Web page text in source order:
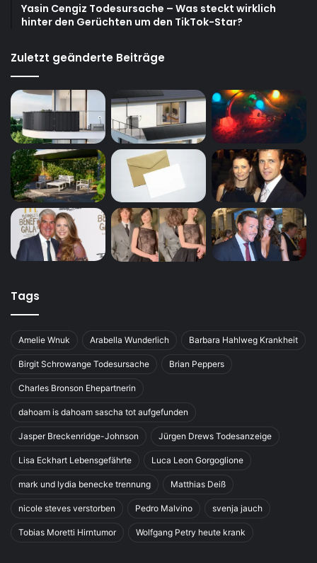
Yasin Cengiz Todesursache – Was steckt wirklich
hinter den Gerüchten um den TikTok-Star?
Zuletzt geänderte Beiträge
Tags
Amelie Wnuk Arabella Wunderlich Barbara Hahlweg Krankheit
Birgit Schrowange Todesursache Brian Peppers
Charles Bronson Ehepartnerin
dahoam is dahoam sascha tot aufgefunden
Jasper Breckenridge-Johnson Jürgen Drews Todesanzeige
Lisa Eckhart Lebensgefährte Luca Leon Gorgoglione
mark und lydia benecke trennung Matthias Deiß
nicole steves verstorben Pedro Malvino svenja jauch
Tobias Moretti Hirntumor Wolfgang Petry heute krank